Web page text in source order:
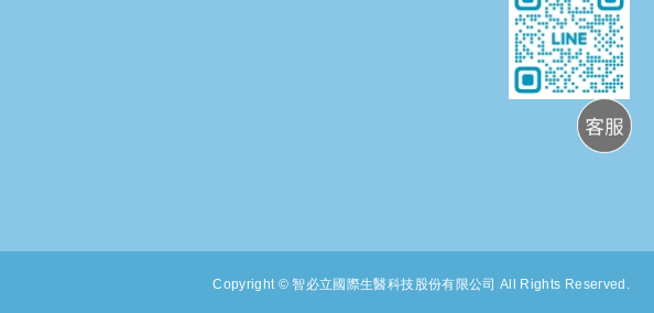
Copyright ©智必立國際生醫科技股份有限公司 All Rights Reserved.